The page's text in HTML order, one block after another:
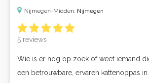
Nijmegen-Midden, Nijmegen
5 reviews
Wie is er nog op zoek of weet iemand
een betrouwbare, ervaren kattenoppas in...